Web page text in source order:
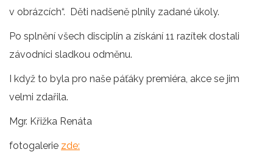
v obrázcích“. Děti nadšeně plnily zadané úkoly.
Po splnění všech disciplín a získání 11 razítek dostali
závodníci sladkou odměnu.
I když to byla pro naše páťáky premiéra, akce se jim
velmi zdařila.
Mgr. Křižka Renáta
fotogalerie zde: